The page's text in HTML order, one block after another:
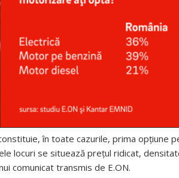
în toate cazurile, prima opţiune
locuri se situează preţul ridicat,
comunicat transmis de E.ON.